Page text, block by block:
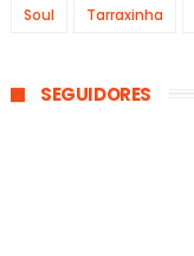
Soul Tarraxinha
SEGUIDORES